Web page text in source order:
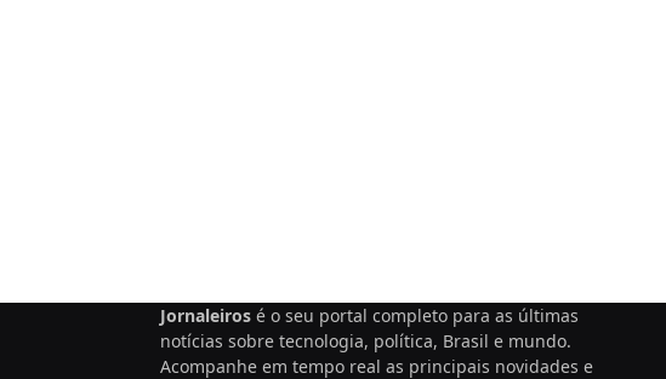
Jornaleiros é o seu portal completo para as últimas
notícias sobre tecnologia, política, Brasil e mundo.
Acompanhe em tempo real as principais novidades e